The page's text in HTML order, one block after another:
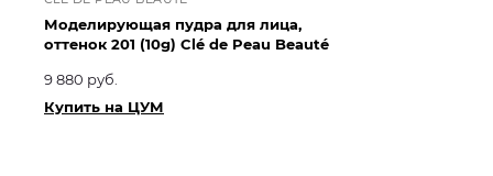
Моделирующая пудра для лица,
оттенок 201 (10g) Clé de Peau Beauté
9 880 руб.
Купить на ЦУМ